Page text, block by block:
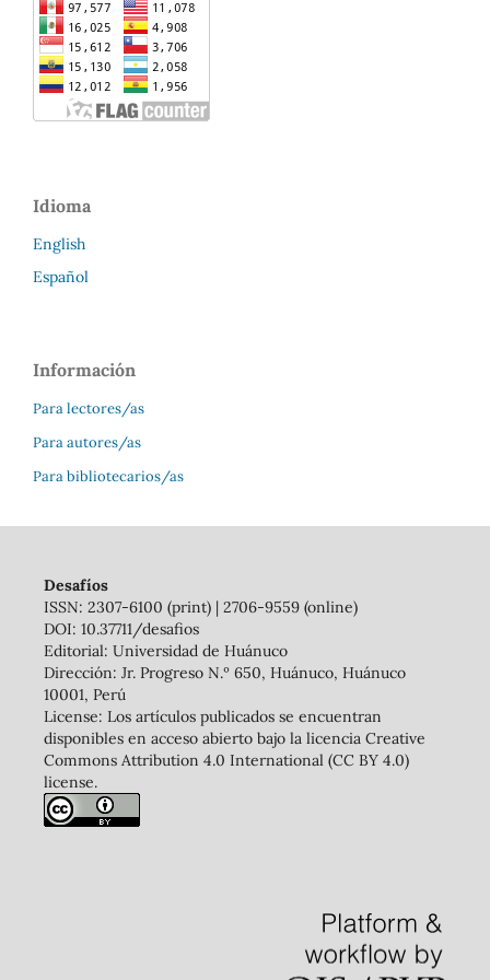
Idioma
English
Español
Información
Para lectores/as
Para autores/as
Para bibliotecarios/as
Desafíos
ISSN: 2307-6100 (print) | 2706-9559 (online)
DOI: 10.37711/desafios
Editorial: Universidad de Huánuco
Dirección: Jr. Progreso N.º 650, Huánuco, Huánuco
10001, Perú
License: Los artículos publicados se encuentran
disponibles en acceso abierto bajo la licencia Creative
Commons Attribution 4.0 International (CC BY 4.0)
license.